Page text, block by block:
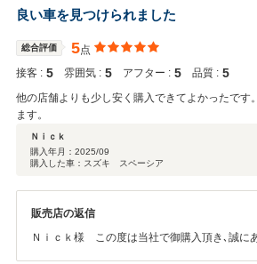
ぞよろしくお願いいたします。
良い車を見つけられました
総合評価 5点
接客 : 5 雰囲気 : 5 アフター : 5 品質 : 5
他の店舗よりも少し安く購入できてよかったです
ます。
Ｎｉｃｋ
購入年月： 2025/09
購入した車：スズキ スペーシア
販売店の返信
Ｎｉｃｋ様 この度は当社で御購入頂き､誠に